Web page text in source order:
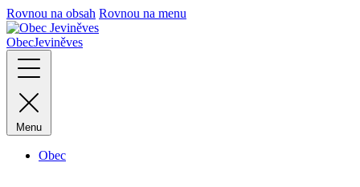
Rovnou na obsah Rovnou na menu
ObecJeviněves
Menu
Obec